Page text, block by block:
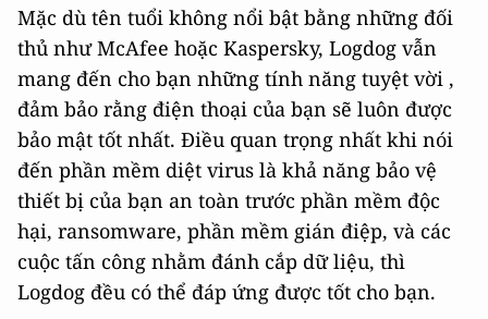
Mặc dù tên tuổi không nổi bật bằng những đối
thủ như McAfee hoặc Kaspersky, Logdog vẫn
mang đến cho bạn những tính năng tuyệt vời ,
đảm bảo rằng điện thoại của bạn sẽ luôn được
bảo mật tốt nhất. Điều quan trọng nhất khi nói
đến phần mềm diệt virus là khả năng bảo vệ
thiết bị của bạn an toàn trước phần mềm độc
hại, ransomware, phần mềm gián điệp, và các
cuộc tấn công nhằm đánh cắp dữ liệu, thì
Logdog đều có thể đáp ứng được tốt cho bạn.